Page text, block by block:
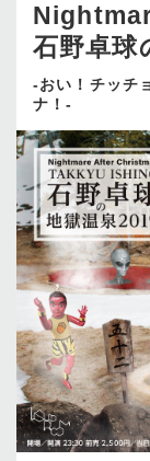
16
17
23
24
30
31
石野卓球
-おい！チッチ
ナ！-